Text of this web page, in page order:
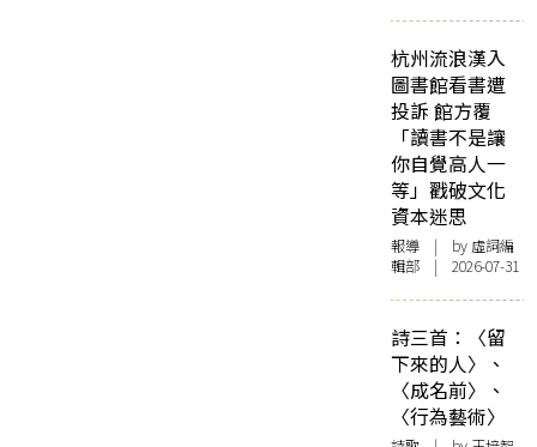
杭州流浪漢入
圖書館看書遭
投訴 館方覆
「讀書不是讓
你自覺高人一
等」戳破文化
資本迷思
報導 | by 虛詞編
輯部 | 2026-07-31
詩三首：〈留
下來的人〉、
〈成名前〉、
〈行為藝術〉